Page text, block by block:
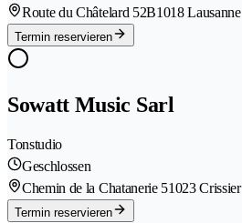
Route du Châtelard 52B1018 Lausanne
Termin reservieren
Sowatt Music Sarl
Tonstudio
Geschlossen
Chemin de la Chatanerie 51023 Crissier
Termin reservieren